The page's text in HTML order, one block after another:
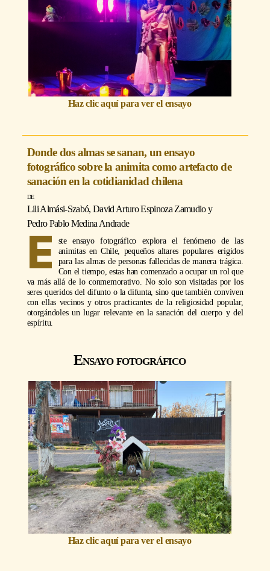
Haz clic aquí para ver el ensayo
Donde dos almas se sanan, un ensayo
fotográfico sobre la animita como artefacto de
sanación en la cotidianidad chilena
Lili Almási-Szabó, David Arturo Espinoza Zamudioy
Pedro Pablo Medina Andrade
E
ste ensayo fotográfico explora el fenómeno de las
animitas en Chile, pequeños altares populares erigidos
para las almas de personas fallecidas de manera trágica.
Con el tiempo, estas han comenzado a ocupar un rol que
va más allá de lo conmemorativo. No solo son visitadas por los
seres queridos del difunto o la difunta, sino que también conviven
con ellas vecinos y otros practicantes de la religiosidad popular,
otorgándoles un lugar relevante en la sanación del cuerpo y del
espíritu.
Ensayo fotográfico
Haz clic aquí para ver el ensayo